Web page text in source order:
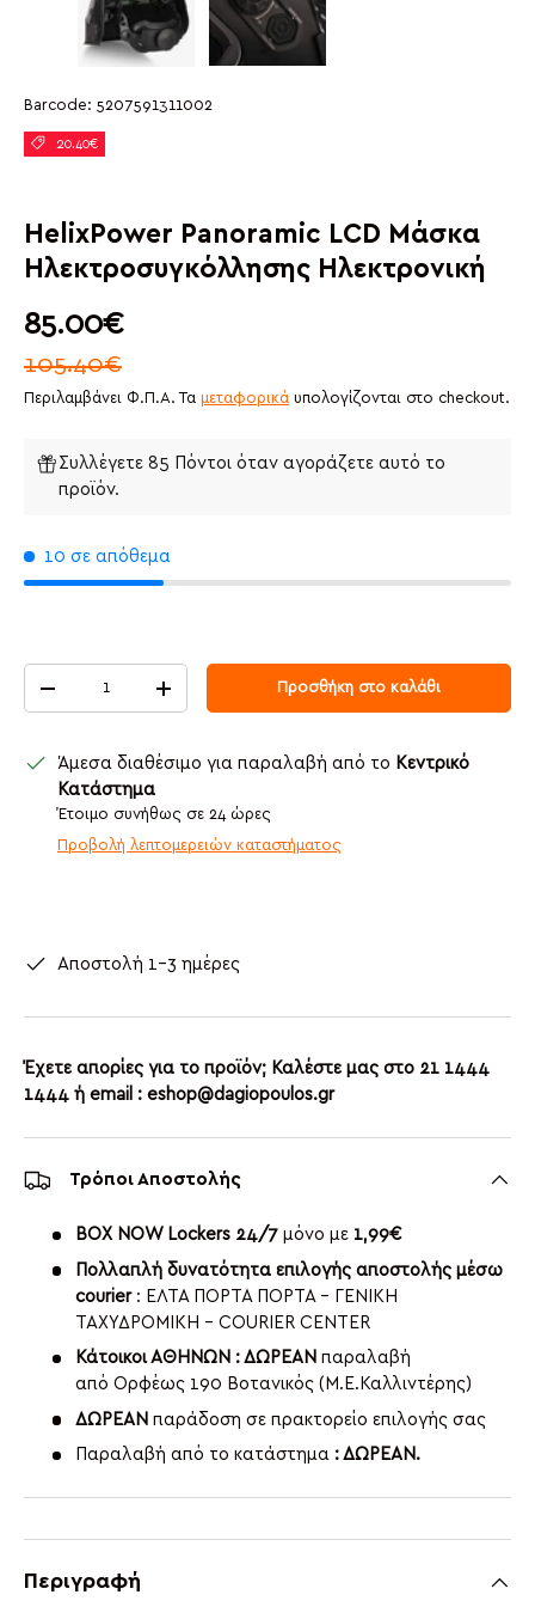
Barcode: 5207591311002
20.40€
HelixPower Panoramic LCD Μάσκα
Ηλεκτροσυγκόλλησης Ηλεκτρονική
Τιμή με έκπτωση
85.00€
105.40€
Περιλαμβάνει Φ.Π.Α. Τα μεταφορικά υπολογίζονται στο checkout.
Συλλέγετε 85 Πόντοι όταν αγοράζετε αυτό το
προϊόν.
10 σε απόθεμα
Μείωση ποσότηταςΑύξηση ποσότηταςΠροσθήκη στο καλάθι
Άμεσα διαθέσιμο για παραλαβή από το Κεντρικό
Κατάστημα
Έτοιμο συνήθως σε 24 ώρες
Προβολή λεπτομερειών καταστήματος
Αποστολή 1-3 ημέρες
Έχετε απορίες για το προϊόν; Καλέστε μας στο 21 1444
1444 ή email : eshop@dagiopoulos.gr
Τρόποι Αποστολής
BOX NOW Lockers 24/7 μόνο με 1,99€
Πολλαπλή δυνατότητα επιλογής αποστολής μέσω
courier: ΕΛΤΑ ΠΟΡΤΑ ΠΟΡΤΑ - ΓΕΝΙΚΗ
ΤΑΧΥΔΡΟΜΙΚΗ - COURIER CENTER
Κάτοικοι ΑΘΗΝΩΝ : ΔΩΡΕΑΝ παραλαβή
από Ορφέως 190 Βοτανικός (Μ.Ε.Καλλιντέρης)
ΔΩΡΕΑΝ παράδοση σε πρακτορείο επιλογής σας
Παραλαβή από το κατάστημα : ΔΩΡΕΑΝ.
Περιγραφή